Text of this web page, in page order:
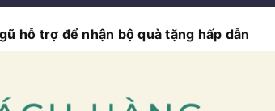
hỗ trợ để nhận bộ quà tặng hấp dẫn